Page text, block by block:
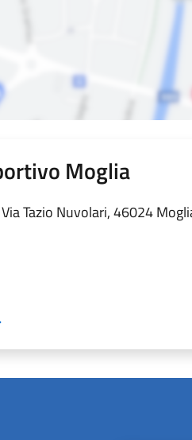
Moglia
Via Tazio Nuvolari, 46024